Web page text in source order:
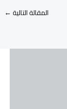
المقالة التالية←